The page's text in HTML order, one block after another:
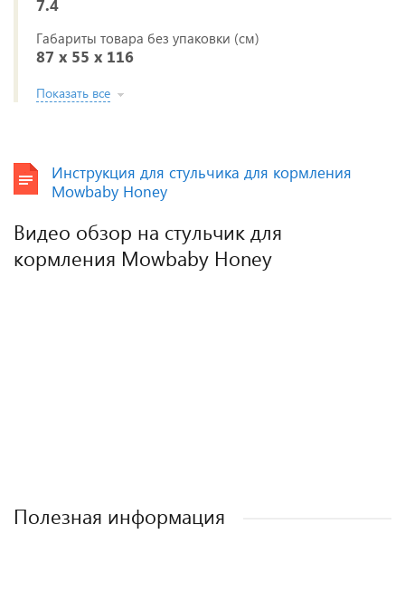
7.4
Габариты товара без упаковки (см)
87 x 55 x 116
Показать все
Инструкция для стульчика для кормления
Mowbaby Honey
Видео обзор на стульчик для
кормления Mowbaby Honey
Полезная информация